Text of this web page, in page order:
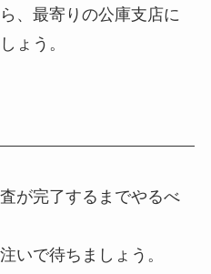
、最寄りの公庫支店に
ょう。
が完了するまでやるべ
いで待ちましょう。